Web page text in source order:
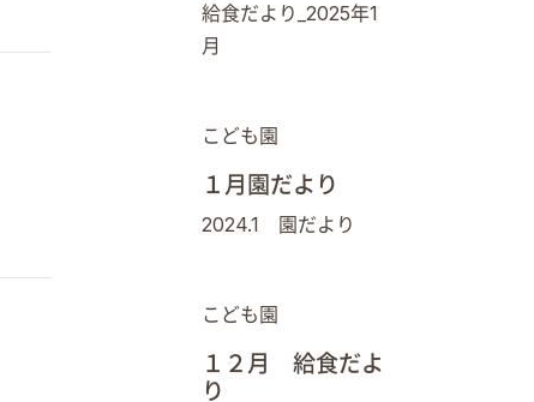
給食だより_2025年1
月
こども園
１月園だより
2024.1 園だより
こども園
１２月 給食だよ
り